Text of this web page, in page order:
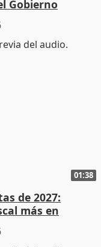
Gobierno
01:38
de 2027:
más en